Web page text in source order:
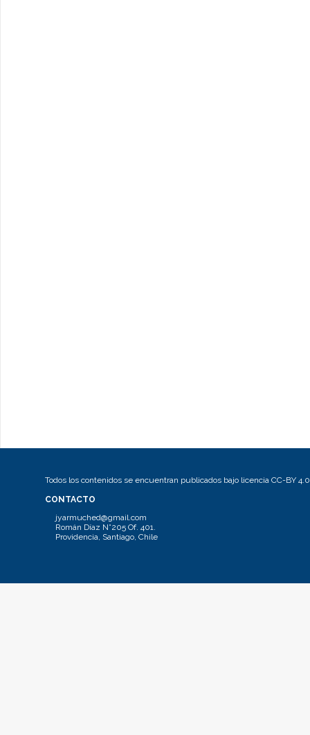
Todos los contenidos se encuentran publicados bajo licencia CC-BY 4.0
CONTACTO
jyarmuched@gmail.com
Román Díaz N°205 Of. 401.
Providencia, Santiago, Chile